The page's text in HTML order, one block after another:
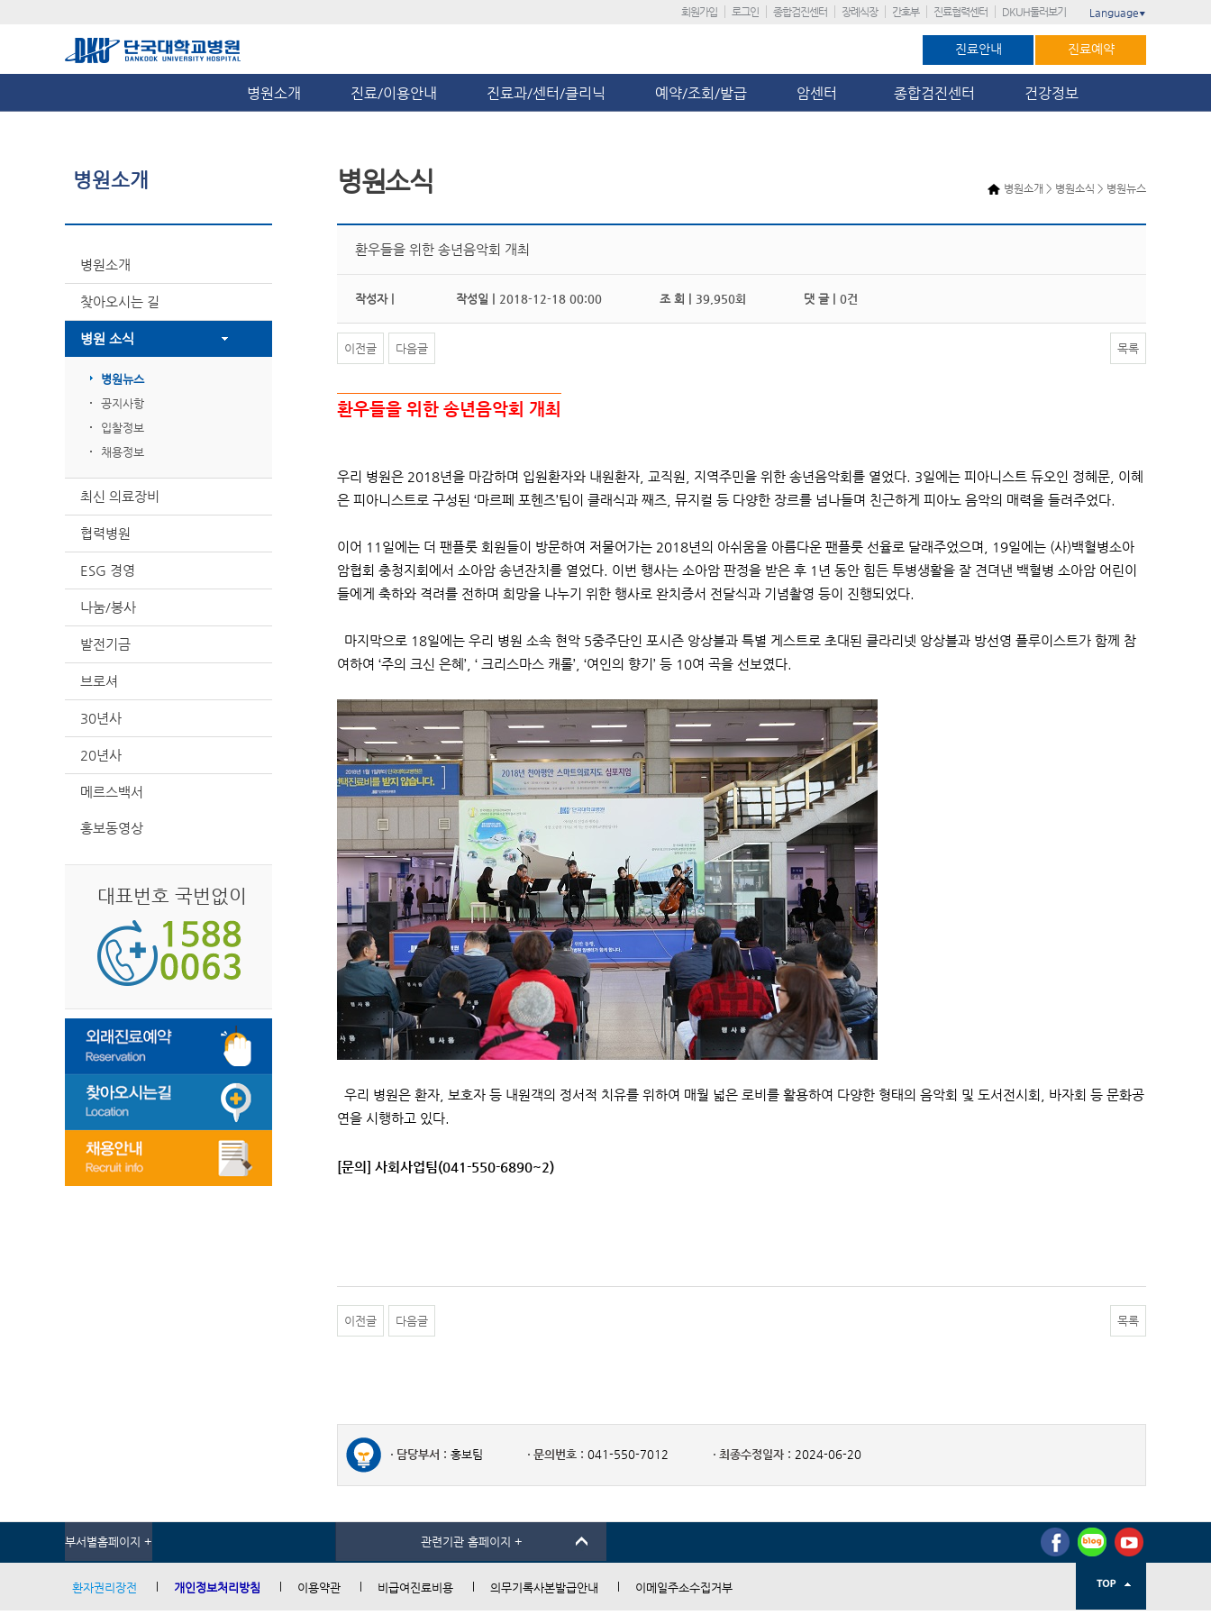
회원가입 로그인 종합검진센터 장례식장 간호부 진료협력센터 DKUH둘러보기 Language ▼
진료안내 진료예약
병원소개 진료/이용안내 진료과/센터/클리닉 예약/조회/발급 암센터 종합검진센터 건강정보
병원소개
병원소개
찾아오시는 길
병원 소식
병원뉴스
공지사항
입찰정보
채용정보
최신 의료장비
협력병원
ESG 경영
나눔/봉사
발전기금
브로셔
30년사
20년사
메르스백서
홍보동영상
대표번호 국번없이
병원소개 > 병원소식 > 병원뉴스
병원소식
환우들을 위한 송년음악회 개최
작성자 | 작성일 | 2018-12-18 00:00 조 회 | 39,950회 댓 글 | 0건
이전글 다음글 목록
환우들을 위한 송년음악회 개최
우리 병원은 2018년을 마감하며 입원환자와 내원환자, 교직원, 지역주민을 위한 송년음악회를 열었다. 3일에는 피아니스트 듀오인 정혜문, 이혜
은 피아니스트로 구성된 ‘마르페 포헨즈’팀이 클래식과 째즈, 뮤지컬 등 다양한 장르를 넘나들며 친근하게 피아노 음악의 매력을 들려주었다.
이어 11일에는 더 팬플룻 회원들이 방문하여 저물어가는 2018년의 아쉬움을 아름다운 팬플룻 선율로 달래주었으며, 19일에는 (사)백혈병소아
암협회 충청지회에서 소아암 송년잔치를 열었다. 이번 행사는 소아암 판정을 받은 후 1년 동안 힘든 투병생활을 잘 견뎌낸 백혈병 소아암 어린이
들에게 축하와 격려를 전하며 희망을 나누기 위한 행사로 완치증서 전달식과 기념촬영 등이 진행되었다.
마지막으로 18일에는 우리 병원 소속 현악 5중주단인 포시즌 앙상블과 특별 게스트로 초대된 클라리넷 앙상블과 방선영 플루이스트가 함께 참
여하여 ‘주의 크신 은혜’, ‘ 크리스마스 캐롤’, ‘여인의 향기’ 등 10여 곡을 선보였다.
우리 병원은 환자, 보호자 등 내원객의 정서적 치유를 위하여 매월 넓은 로비를 활용하여 다양한 형태의 음악회 및 도서전시회, 바자회 등 문화공
연을 시행하고 있다.
[문의] 사회사업팀(041-550-6890~2)
이전글 다음글 목록
담당부서 : 홍보팀 문의번호 : 041-550-7012 최종수정일자 : 2024-06-20
부서별홈페이지 + 관련기관 홈페이지 +
환자권리장전 개인정보처리방침 이용약관 비급여진료비용 의무기록사본발급안내 이메일주소수집거부